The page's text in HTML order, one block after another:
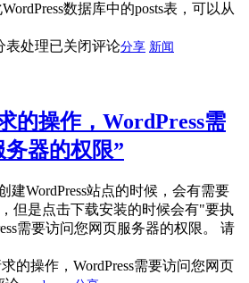
数据库中的posts表，可以从
表处理已关闭评论分享 新闻
的操作，WordPress需
器的权限”
建WordPress站点的时候，会有需要
但是点击下载安装的时候会有"要执
需要访问您网页服务器的权限。 请
的操作，WordPress需要访问您网页